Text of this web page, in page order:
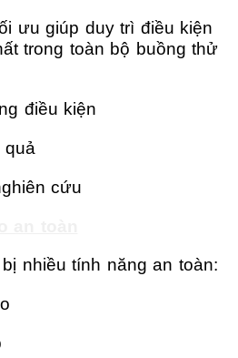
ưu giúp duy trì điều kiện
trong toàn bộ buồng thử
điều kiện
quả
cứu
nhiều tính năng an toàn: